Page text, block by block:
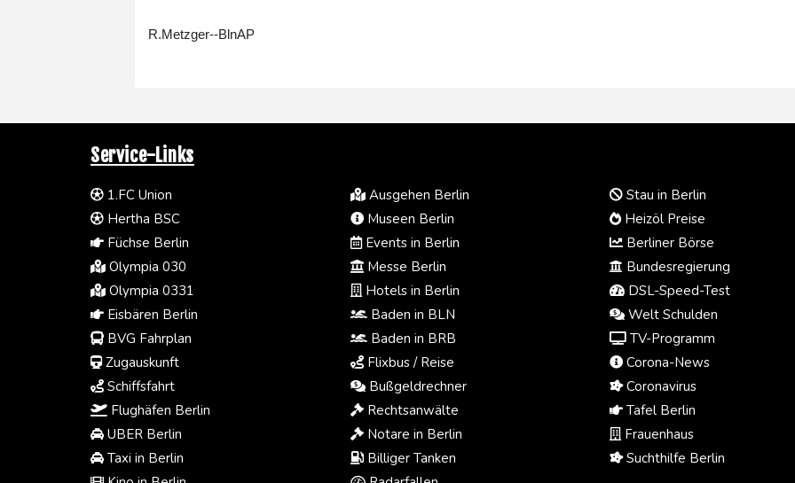
R.Metzger--BlnAP
Service-Links
1.FC Union
Hertha BSC
Füchse Berlin
Olympia 030
Olympia 0331
Eisbären Berlin
BVG Fahrplan
Zugauskunft
Schiffsfahrt
Flughäfen Berlin
UBER Berlin
Taxi in Berlin
Ausgehen Berlin
Museen Berlin
Events in Berlin
Messe Berlin
Hotels in Berlin
Baden in BLN
Baden in BRB
Flixbus / Reise
Bußgeldrechner
Rechtsanwälte
Notare in Berlin
Billiger Tanken
Stau in Berlin
Heizöl Preise
Berliner Börse
Bundesregierung
DSL-Speed-Test
Welt Schulden
TV-Programm
Corona-News
Coronavirus
Tafel Berlin
Frauenhaus
Suchthilfe Berlin